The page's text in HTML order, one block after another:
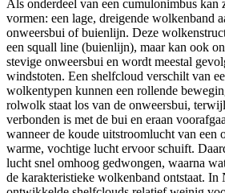
Als onderdeel van een cumulonimbus kan
vormen: een lage, dreigende wolkenband
onweersbui of buienlijn. Deze
een squall line (buienlijn), maar kan ook
stevige onweersbui en wordt meestal
windstoten. Een shelfcloud verschilt van
wolkentypen kunnen een rollende
rolwolk staat los van de onweersbui,
verbonden is met de bui en eraan
wanneer de koude uitstroomlucht van een
warme, vochtige lucht ervoor schuift.
lucht snel omhoog gedwongen, waarna
de karakteristieke wolkenband ontstaat. In